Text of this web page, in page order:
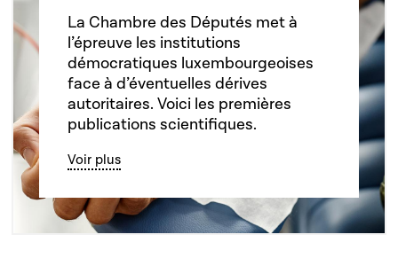
La Chambre des Députés met à
l’épreuve les institutions
démocratiques luxembourgeoises
face à d’éventuelles dérives
autoritaires. Voici les premières
publications scientifiques.
Voir plus